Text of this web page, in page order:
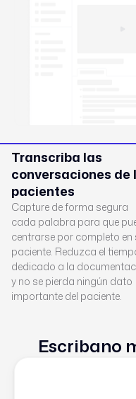
Transcriba las
conversaciones de
pacientes
Capture de forma segura
cada palabra para que
centrarse por completo en
paciente. Reduzca el
dedicado a la
y no se pierda ningún dato
importante del paciente.
Escribano